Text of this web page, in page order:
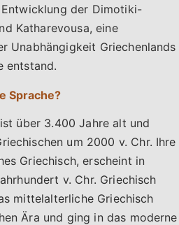
der Dimotiki-
Katharevousa, eine
Unabhängigkeit Griechenlands
entstand.
Sprache?
über 3.400 Jahre alt und
um 2000 v. Chr. Ihre
Griechisch, erscheint in
v. Chr. Griechisch
mittelalterliche Griechisch
Ära und ging in das moderne